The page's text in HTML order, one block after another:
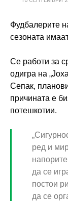
Фудбалерите
сезоната
Се работи за
одигра на
Сепак,
причината е
потешкотии.
ред и
да се
постои
да се